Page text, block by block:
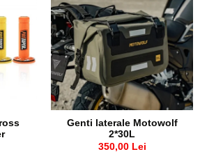
Genti laterale Motowolf
2*30L
350,00 Lei